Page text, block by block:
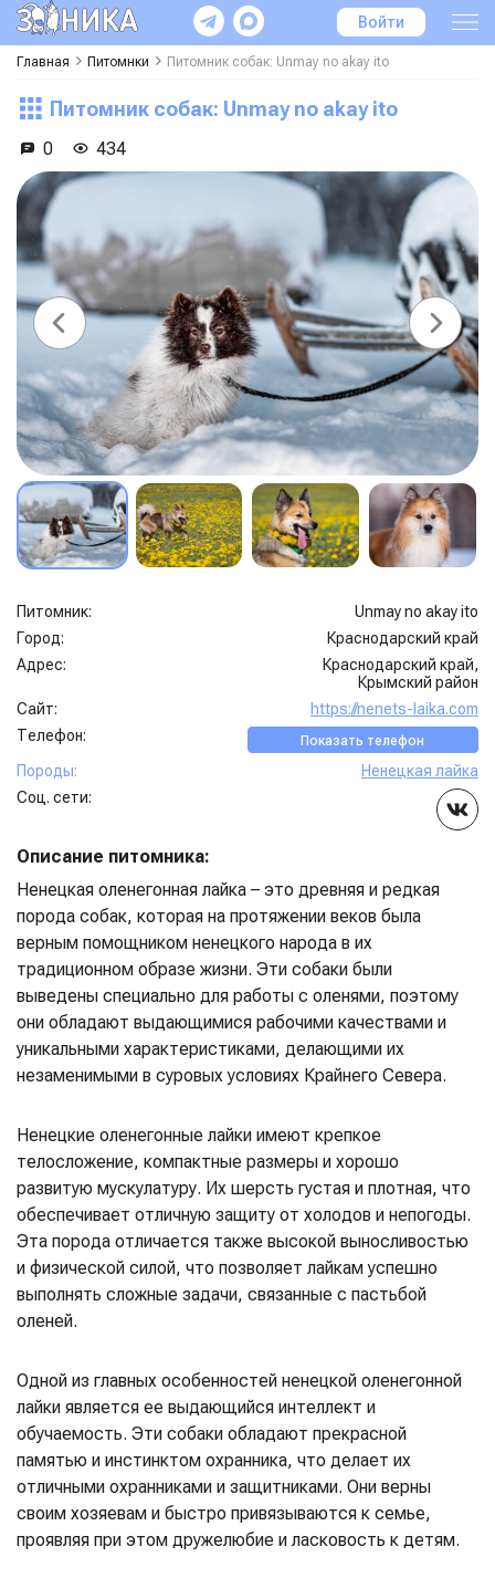
Войти
Главная Питомнки Питомник собак: Unmay no akay ito
Питомник собак: Unmay no akay ito
0 434
Питомник:
Unmay no akay ito
Город:
Краснодарский край
Адрес:
Краснодарский край,
Крымский район
Сайт:
https://nenets-laika.com
Телефон:
Показать телефон
Породы:
Ненецкая лайка
Соц. сети:
Описание питомника:
Ненецкая оленегонная лайка – это древняя и редкая
порода собак, которая на протяжении веков была
верным помощником ненецкого народа в их
традиционном образе жизни. Эти собаки были
выведены специально для работы с оленями, поэтому
они обладают выдающимися рабочими качествами и
уникальными характеристиками, делающими их
незаменимыми в суровых условиях Крайнего Севера.
Ненецкие оленегонные лайки имеют крепкое
телосложение, компактные размеры и хорошо
развитую мускулатуру. Их шерсть густая и плотная, что
обеспечивает отличную защиту от холодов и непогоды.
Эта порода отличается также высокой выносливостью
и физической силой, что позволяет лайкам успешно
выполнять сложные задачи, связанные с пастьбой
оленей.
Одной из главных особенностей ненецкой оленегонной
лайки является ее выдающийся интеллект и
обучаемость. Эти собаки обладают прекрасной
памятью и инстинктом охранника, что делает их
отличными охранниками и защитниками. Они верны
своим хозяевам и быстро привязываются к семье,
проявляя при этом дружелюбие и ласковость к детям.